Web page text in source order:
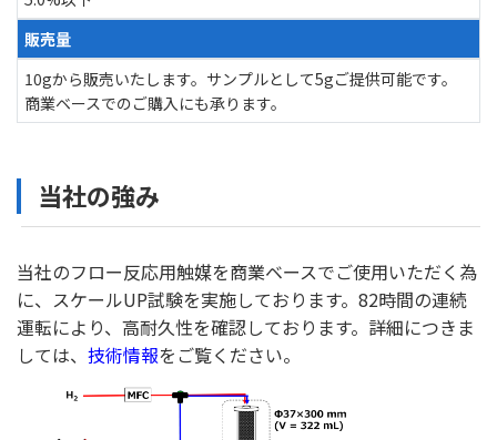
販売量
10gから販売いたします。サンプルとして5gご提供可能です。
商業ベースでのご購入にも承ります。
当社の強み
当社のフロー反応用触媒を商業ベースでご使用いただく為
に、スケールUP試験を実施しております。82時間の連続
運転により、高耐久性を確認しております。詳細につきま
しては、 技術情報をご覧ください。